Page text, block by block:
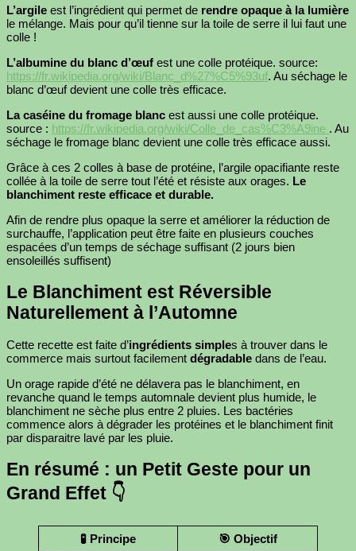
L’argile est l’ingrédient qui permet de rendre opaque à la lumière
le mélange. Mais pour qu’il tienne sur la toile de serre il lui faut une
colle !
L’albumine du blanc d’œuf est une colle protéique. source:
https://fr.wikipedia.org/wiki/Blanc_d%27%C5%93uf. Au séchage le
blanc d’œuf devient une colle très efficace.
La caséine du fromage blanc est aussi une colle protéique.
source : https://fr.wikipedia.org/wiki/Colle_de_cas%C3%A9ine . Au
séchage le fromage blanc devient une colle très efficace aussi.
Grâce à ces 2 colles à base de protéine, l’argile opacifiante reste
collée à la toile de serre tout l’été et résiste aux orages. Le
blanchiment reste efficace et durable.
Afin de rendre plus opaque la serre et améliorer la réduction de
surchauffe, l’application peut être faite en plusieurs couches
espacées d’un temps de séchage suffisant (2 jours bien
ensoleillés suffisent)
Le Blanchiment est Réversible
Naturellement à l’Automne
Cette recette est faite d’ingrédients simples à trouver dans le
commerce mais surtout facilement dégradable dans de l’eau.
Un orage rapide d’été ne délavera pas le blanchiment, en
revanche quand le temps automnale devient plus humide, le
blanchiment ne sèche plus entre 2 pluies. Les bactéries
commence alors à dégrader les protéines et le blanchiment finit
par disparaitre lavé par les pluie.
En résumé : un Petit Geste pour un
Grand Effet 👇
🧪 Principe
🎯 Objectif